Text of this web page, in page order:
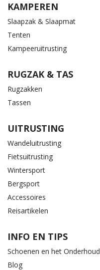
KAMPEREN
Slaapzak & Slaapmat
Tenten
Kampeeruitrusting
RUGZAK & TAS
Rugzakken
Tassen
UITRUSTING
Wandeluitrusting
Fietsuitrusting
Wintersport
Bergsport
Accessoires
Reisartikelen
INFO EN TIPS
Schoenen en het Onderhoud
Blog